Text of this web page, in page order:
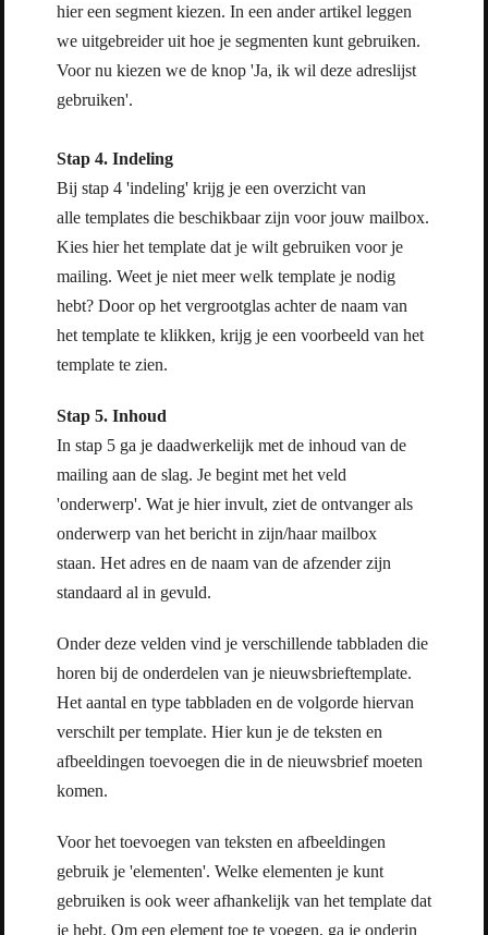
hier een segment kiezen. In een ander artikel leggen
we uitgebreider uit hoe je segmenten kunt gebruiken.
Voor nu kiezen we de knop 'Ja, ik wil deze adreslijst
gebruiken'.
Stap 4. Indeling
Bij stap 4 'indeling' krijg je een overzicht van
alle templates die beschikbaar zijn voor jouw mailbox.
Kies hier het template dat je wilt gebruiken voor je
mailing. Weet je niet meer welk template je nodig
hebt? Door op het vergrootglas achter de naam van
het template te klikken, krijg je een voorbeeld van het
template te zien.
Stap 5. Inhoud
In stap 5 ga je daadwerkelijk met de inhoud van de
mailing aan de slag. Je begint met het veld
'onderwerp'. Wat je hier invult, ziet de ontvanger als
onderwerp van het bericht in zijn/haar mailbox
staan. Het adres en de naam van de afzender zijn
standaard al in gevuld.
Onder deze velden vind je verschillende tabbladen die
horen bij de onderdelen van je nieuwsbrieftemplate.
Het aantal en type tabbladen en de volgorde hiervan
verschilt per template. Hier kun je de teksten en
afbeeldingen toevoegen die in de nieuwsbrief moeten
komen.
Voor het toevoegen van teksten en afbeeldingen
gebruik je 'elementen'. Welke elementen je kunt
gebruiken is ook weer afhankelijk van het template dat
je hebt. Om een element toe te voegen, ga je onderin